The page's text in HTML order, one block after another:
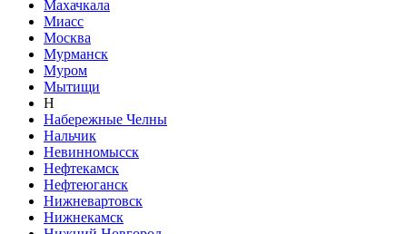
Махачкала
Миасс
Москва
Мурманск
Муром
Мытищи
Н
Набережные Челны
Нальчик
Невинномысск
Нефтекамск
Нефтеюганск
Нижневартовск
Нижнекамск